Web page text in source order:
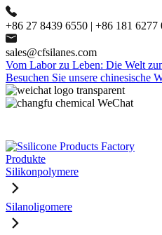
+86 27 8439 6550 | +86 181 6277
sales@cfsilanes.com
Vom Labor zu Leben: Die Welt
Besuchen Sie unsere chinesische
Produkte
Silikonpolymere
Silanoligomere